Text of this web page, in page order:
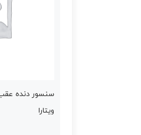
ویتارا